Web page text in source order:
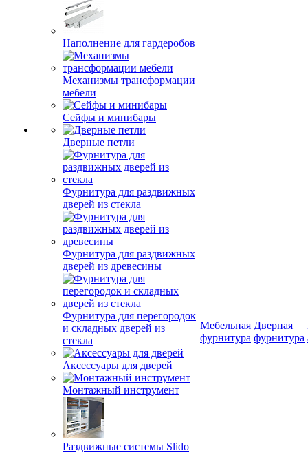
Наполнение для гардеробов
Механизмы трансформации
мебели
Сейфы и минибары
Дверные петли
Фурнитура для раздвижных
дверей из стекла
Фурнитура для раздвижных
дверей из древесины
Фурнитура для перегородок
и складных дверей из
стекла
Аксессуары для дверей
Монтажный инструмент
Раздвижные системы Slido
Мебельная
фурнитура
Дверная
фурнитура